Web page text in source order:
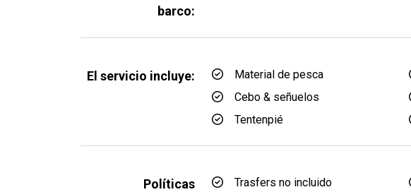
barco:
El servicio incluye: Material de pesca
Cebo & señuelos
Tentenpié
Políticas
Trasfers no incluido